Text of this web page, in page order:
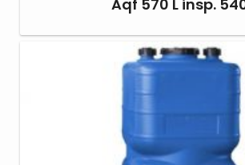
Aqf 570 L insp.